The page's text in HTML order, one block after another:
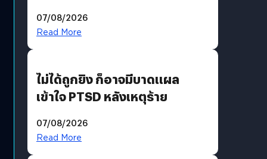
07/08/2026
Read More
ไม่ได้ถูกยิง ก็อาจมีบาดแผล
เข้าใจ PTSD หลังเหตุร้าย
07/08/2026
Read More